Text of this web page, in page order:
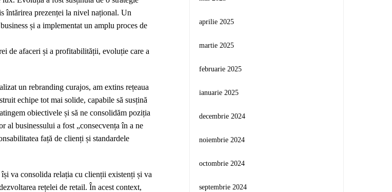
întărirea prezenței la nivel național. Un
și a implementat un amplu proces de
de afaceri și a profitabilității, evoluție care a
un rebranding curajos, am extins rețeaua
echipe tot mai solide, capabile să susțină
obiectivele și să ne consolidăm poziția
al businessului a fost „consecvența în a ne
față de clienți și standardele
va consolida relația cu clienții existenți și va
rețelei de retail. În acest context,
aprilie 2025
martie 2025
februarie 2025
ianuarie 2025
decembrie 2024
noiembrie 2024
octombrie 2024
septembrie 2024